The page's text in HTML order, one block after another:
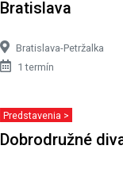
Bratislava
Bratislava-Petržalka
1 termín
Predstavenia >
Dobrodružné